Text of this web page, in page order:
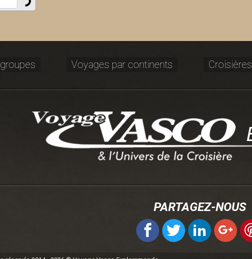
Voyages par continents Croisières
PARTAGEZ-NOUS